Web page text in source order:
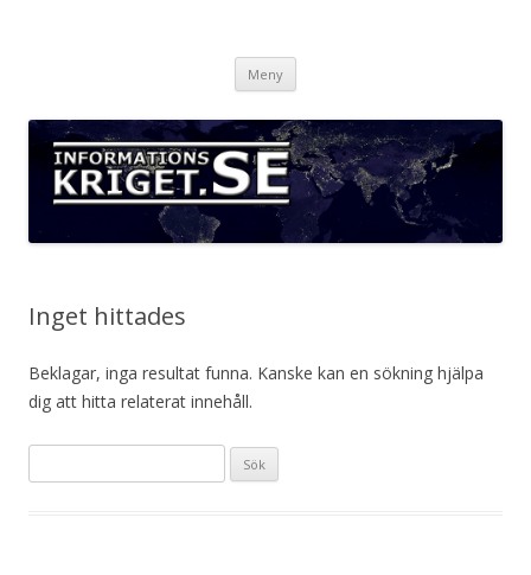
Meny
Inget hittades
Beklagar, inga resultat funna. Kanske kan en sökning hjälpa
dig att hitta relaterat innehåll.
efter: